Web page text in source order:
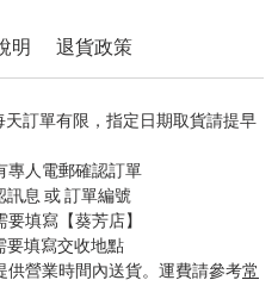
明 退貨政策
天訂單有限，指定日期取貨請提早
專人電郵確認訂單
訊息 或 訂單編號
填寫【葵芳店】
要填寫交收地點
供營業時間內送貨。運費請參考常